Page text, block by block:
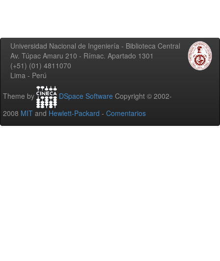
Universidad Nacional de Ingeniería - Biblioteca Central
Av. Túpac Amaru 210 - Rímac. Apartado 1301
(+51) (01) 4811070
Lima - Perú
Theme by DSpace Software Copyright © 2002-
2008 MIT and Hewlett-Packard - Comentarios